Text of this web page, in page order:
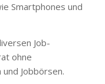
Smartphones und
Job-
ohne
Jobbörsen.